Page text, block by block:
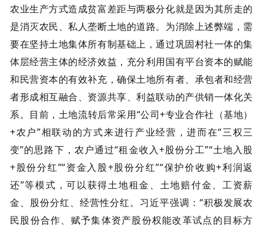
农业生产方式造成贫富差距与两极分化就是因为其所走的
是消灭农民、私人垄断土地的道路。为消除上述弊端，需
要在坚持土地集体所有制基础上，通过巩固村社一体的集
体层经营主体的经济效益，充分利用国有平台资本的赋能
和民营资本的有效补充，确保土地所有者、承包者和经营
者形成相互融合、资源共享、利益联动的产供销一体化关
系。目前，土地流转后常采用“公司+专业合作社（基地）
+农户”相联动的方式来进行产业经营，进而在“三权三
变”的思路下，农户通过“租金收入+股份分工”“土地入股
+股份分红”“资金入股+股份分红”“保护价收购+利润返
还”等模式，可以获得土地租金、土地赔付金、工资薪
金、股份分红、经营性分红。习近平强调：“积极发展农
民股份合作、赋予集体资产股份权能改革试点的目标方